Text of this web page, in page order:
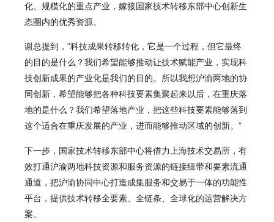
化、规模化的重点产业，嫁接国家技术转移东部中心创新生
态圈内的优秀资源。
谢总提到，“科技成果转移转化，它是一个过程，但它最终
的目的是什么？我们希望能够推动让技术赋能产业，实现科
技创新成果的产业化是我们的目的。所以我想沪渝两地的协
同创新，希望能够把各种科技要素集聚起来以后，在重庆落
地的是什么？我们希望落地产业，把这些科技要素能够落到
这个适合在重庆发展的产业，进而能够推动区域的创新。”
下一步，国家技术转移东部中心将借力上海技术交易所，有
效打通沪渝两地科技资源和服务资源的链接纽带和要素流通
通道，把沪渝协同中心打造成集服务和交易于一体的功能性
平台，提供技术转移全要素、全链条、全球化的运营解决方
案。